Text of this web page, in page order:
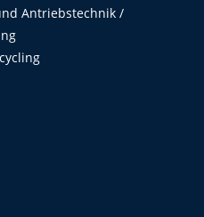
Antriebstechnik /